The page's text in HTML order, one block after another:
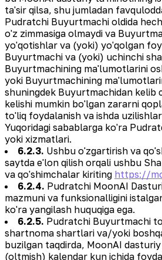
ta'sir qilsa, shu jumladan
Pudratchi Buyurtmachi oldida
o'z zimmasiga olmaydi va
yo'qotishlar va (yoki) yo'qolgan
Buyurtmachi va (yoki) uchinchi
Buyurtmachining ma'lumotlarini
yoki Buyurtmachining
shuningdek Buyurtmachidan kelib
kelishi mumkin bo'lgan zararni
to'liq foydalanish va ishda
Yuqoridagi sabablarga ko'ra
yoki xizmatlari.
6.2.3. Ushbu o'zgartirish va
saytda e'lon qilish orqali ushbu
va qo'shimchalar kiriting https://
6.2.4. Pudratchi MoonAI
mazmuni va funksionalligini
ko'ra yangilash huquqiga ega.
6.2.5. Pudratchi Buyurtmachi
shartnoma shartlari va/yoki
buzilgan taqdirda, MoonAI
(oltmish) kalendar kun ichida